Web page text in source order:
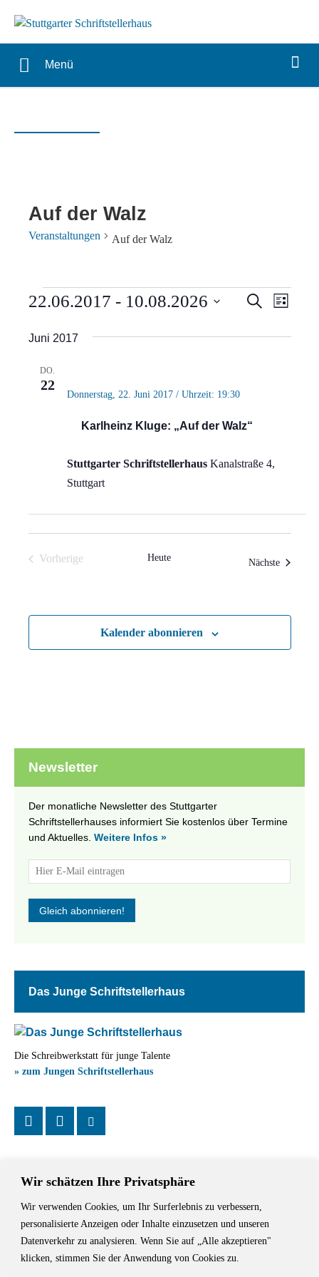
Wir schätzen Ihre Privatsphäre
Wir verwenden Cookies, um Ihr Surferlebnis zu verbessern,
personalisierte Anzeigen oder Inhalte einzusetzen und unseren
Datenverkehr zu analysieren. Wenn Sie auf „Alle akzeptieren"
klicken, stimmen Sie der Anwendung von Cookies zu.
Menü
Auf der Walz
Veranstaltungen Auf der Walz
Veranstaltungen SucheListe
22.06.2017 - 10.08.2026
wählen.
Juni 2017
DO.
22
Karlheinz Kluge: „Auf der Walz“
Donnerstag, 22. Juni 2017 / Uhrzeit: 19:30
Stuttgarter Schriftstellerhaus Kanalstraße 4,
Stuttgart
Vorherige
Heute Nächste
Kalender abonnieren
Newsletter
Der monatliche Newsletter des Stuttgarter
Schriftstellerhauses informiert Sie kostenlos über Termine
und Aktuelles. Weitere Infos »
Das Junge Schriftstellerhaus
Die Schreibwerkstatt für junge Talente
» zum Jungen Schriftstellerhaus
Das Schriftstellerhaus ist ein beliebter Treffpunkt für Autorinnen und
Autoren aus Stuttgart und der Region sowie ein Veranstaltungsort für
Lesungen, Tagungen und Schreibwerkstätten.